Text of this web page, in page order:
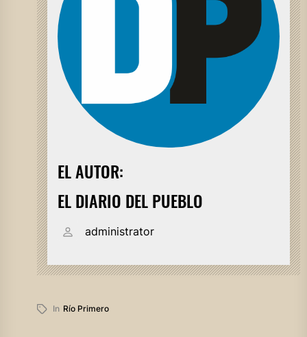
EL AUTOR:
EL DIARIO DEL PUEBLO
administrator
In Río Primero